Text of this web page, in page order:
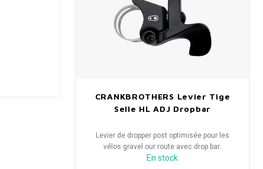
CRANKBROTHERS Levier Tige
Selle HL ADJ Dropbar
Levier de dropper post optimisée pour les
vélos gravel our route avec drop bar.
En stock